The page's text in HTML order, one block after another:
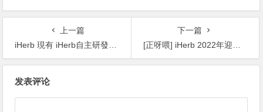
上一篇
iHerb 現有 iHerb自主研發品牌 限時無門檻7.5折+滿額順豐直郵
下一篇
[正呀喂] iHerb 2022年迎新優惠：即減78折優惠碼，史上最抵！
发表评论